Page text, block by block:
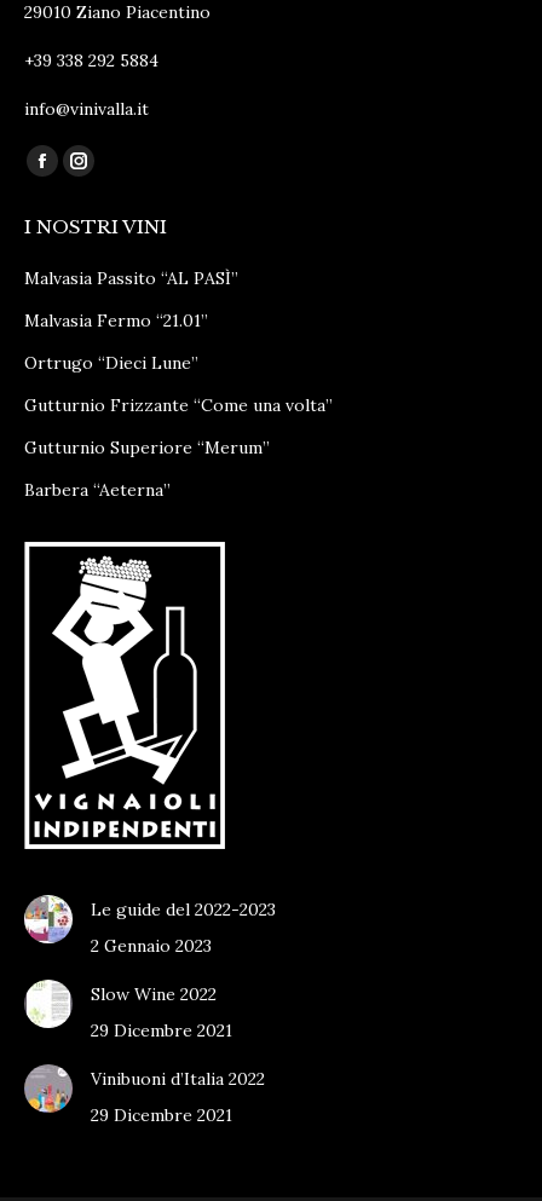
29010 Ziano Piacentino
+39 338 292 5884
info@vinivalla.it
Ci puoi trovare su:
Facebook
opens
in
window
Instagram
opens
in
window
I NOSTRI VINI
Malvasia Passito “AL PASÌ”
Malvasia Fermo “21.01”
Ortrugo “Dieci Lune”
Gutturnio Frizzante “Come una volta”
Gutturnio Superiore “Merum”
Barbera “Aeterna”
Le guide del 2022-2023
2 Gennaio 2023
Slow Wine 2022
29 Dicembre 2021
Vinibuoni d’Italia 2022
29 Dicembre 2021